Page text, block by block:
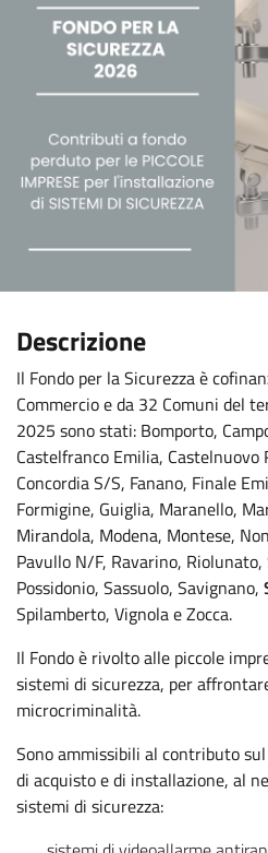
Descrizione
Il Fondo per la Sicurezza è
Commercio e da 32 Comuni del
2025 sono stati: Bomporto,
Castelfranco Emilia, Castelnuovo
Concordia S/S, Fanano, Finale
Formigine, Guiglia, Maranello,
Mirandola, Modena, Montese,
Pavullo N/F, Ravarino, Riolunato,
Possidonio, Sassuolo, Savignano,
Spilamberto, Vignola e Zocca.
Il Fondo è rivolto alle piccole
sistemi di sicurezza, per
microcriminalità.
Sono ammissibili al contributo
di acquisto e di installazione, al
sistemi di sicurezza: